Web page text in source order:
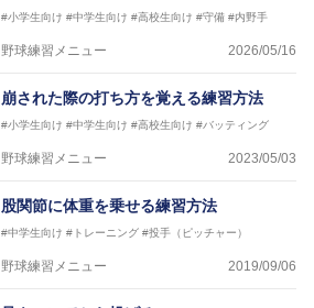
#小学生向け #中学生向け #高校生向け #守備 #内野手
野球練習メニュー 2026/05/16
崩された際の打ち方を覚える練習方法
#小学生向け #中学生向け #高校生向け #バッティング
野球練習メニュー 2023/05/03
股関節に体重を乗せる練習方法
#中学生向け #トレーニング #投手（ピッチャー）
野球練習メニュー 2019/09/06